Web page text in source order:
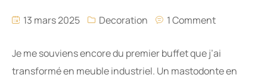
13 mars 2025 Decoration 1 Comment
Je me souviens encore du premier buffet que j’ai
transformé en meuble industriel. Un mastodonte en